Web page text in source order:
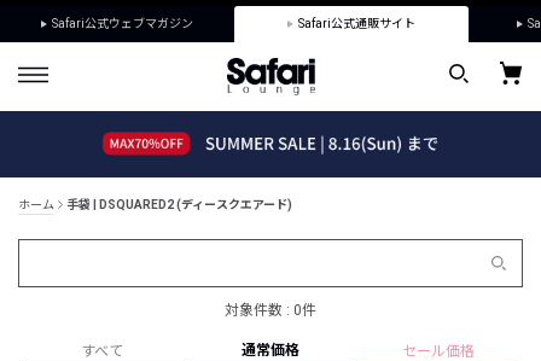
Safari公式ウェブマガジン Safari公式通販サイト
ホーム 手袋 | DSQUARED2 (ディースクエアード)
対象件数 : 0件
すべて 通常価格 セール価格